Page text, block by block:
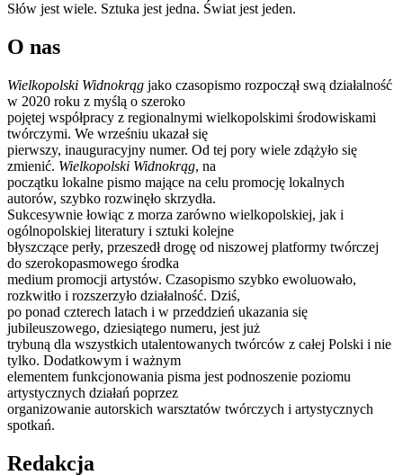
Słów jest wiele. Sztuka jest jedna. Świat jest jeden.
O nas
Wielkopolski Widnokrąg jako czasopismo rozpoczął swą działalność
w 2020 roku z myślą o szeroko
pojętej współpracy z regionalnymi wielkopolskimi środowiskami
twórczymi. We wrześniu ukazał się
pierwszy, inauguracyjny numer. Od tej pory wiele zdążyło się
zmienić. Wielkopolski Widnokrąg, na
początku lokalne pismo mające na celu promocję lokalnych
autorów, szybko rozwinęło skrzydła.
Sukcesywnie łowiąc z morza zarówno wielkopolskiej, jak i
ogólnopolskiej literatury i sztuki kolejne
błyszczące perły, przeszedł drogę od niszowej platformy twórczej
do szerokopasmowego środka
medium promocji artystów. Czasopismo szybko ewoluowało,
rozkwitło i rozszerzyło działalność. Dziś,
po ponad czterech latach i w przeddzień ukazania się
jubileuszowego, dziesiątego numeru, jest już
trybuną dla wszystkich utalentowanych twórców z całej Polski i nie
tylko. Dodatkowym i ważnym
elementem funkcjonowania pisma jest podnoszenie poziomu
artystycznych działań poprzez
organizowanie autorskich warsztatów twórczych i artystycznych
spotkań.
Redakcja